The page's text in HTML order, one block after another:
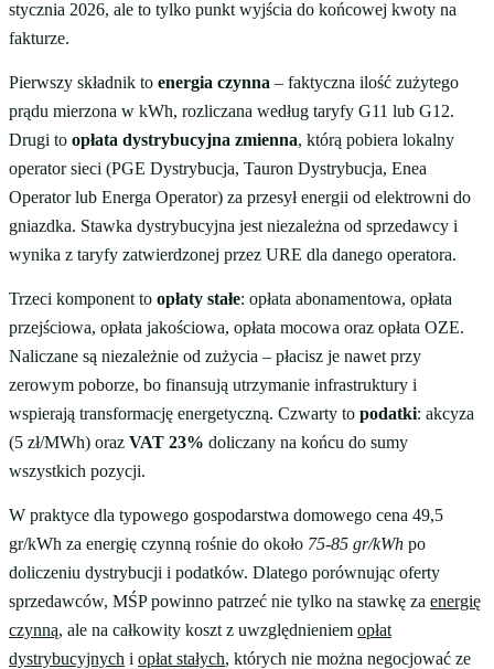
stycznia 2026, ale to tylko punkt wyjścia do końcowej kwoty na
fakturze.
Pierwszy składnik to energia czynna – faktyczna ilość zużytego
prądu mierzona w kWh, rozliczana według taryfy G11 lub G12.
Drugi to opłata dystrybucyjna zmienna, którą pobiera lokalny
operator sieci (PGE Dystrybucja, Tauron Dystrybucja, Enea
Operator lub Energa Operator) za przesył energii od elektrowni do
gniazdka. Stawka dystrybucyjna jest niezależna od sprzedawcy i
wynika z taryfy zatwierdzonej przez URE dla danego operatora.
Trzeci komponent to opłaty stałe: opłata abonamentowa, opłata
przejściowa, opłata jakościowa, opłata mocowa oraz opłata OZE.
Naliczane są niezależnie od zużycia – płacisz je nawet przy
zerowym poborze, bo finansują utrzymanie infrastruktury i
wspierają transformację energetyczną. Czwarty to podatki: akcyza
(5 zł/MWh) oraz VAT 23% doliczany na końcu do sumy
wszystkich pozycji.
W praktyce dla typowego gospodarstwa domowego cena 49,5
gr/kWh za energię czynną rośnie do około 75-85 gr/kWh po
doliczeniu dystrybucji i podatków. Dlatego porównując oferty
sprzedawców, MŚP powinno patrzeć nie tylko na stawkę za energię
czynną, ale na całkowity koszt z uwzględnieniem opłat
dystrybucyjnych i opłat stałych, których nie można negocjować ze